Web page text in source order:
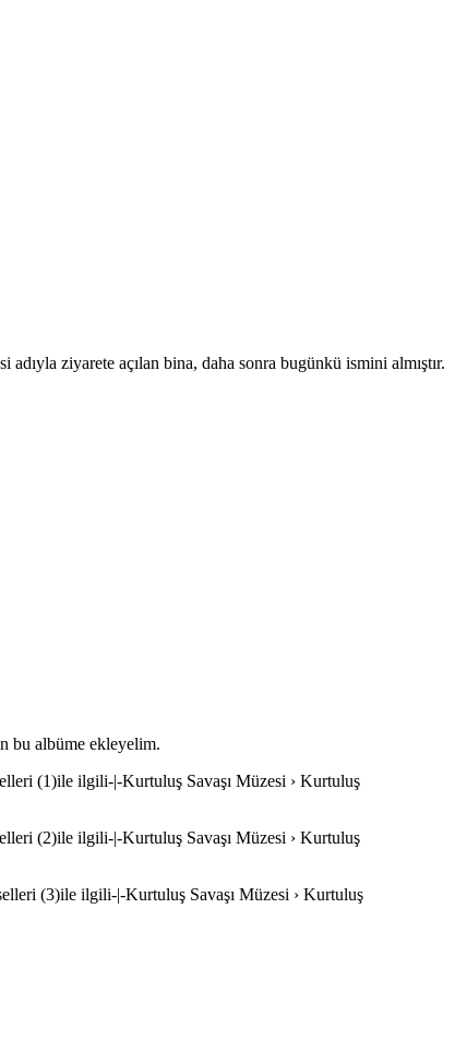
ziyarete açılan bina, daha sonra bugünkü ismini almıştır.
bu albüme ekleyelim.
(1)ile ilgili-|-Kurtuluş Savaşı Müzesi › Kurtuluş
(2)ile ilgili-|-Kurtuluş Savaşı Müzesi › Kurtuluş
(3)ile ilgili-|-Kurtuluş Savaşı Müzesi › Kurtuluş